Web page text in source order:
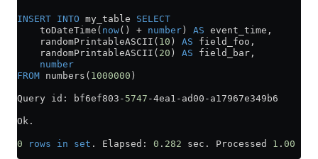
INSERT INTO my_table SELECT
    toDateTime(
now() + number) AS event_time,
    randomPrintableASCII(
10 ) AS field_foo,
    randomPrintableASCII(
20 ) AS field_bar,
    number
FROM numbers( 1000000 )
Query id: bf6ef803 - 5747 -4ea1 - ad00 - a17967e349b6
Ok.
0 rows in set . Elapsed: 0 . 282 sec. Processed 1 . 00